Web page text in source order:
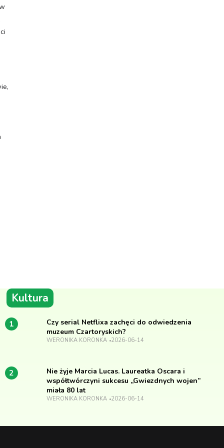
Kultura
1
Czy serial Netflixa zachęci do odwiedzenia
muzeum Czartoryskich?
WERONIKA KORONKA 2026-06-14
2
Nie żyje Marcia Lucas. Laureatka Oscara i
współtwórczyni sukcesu „Gwiezdnych wojen”
miała 80 lat
WERONIKA KORONKA 2026-06-14